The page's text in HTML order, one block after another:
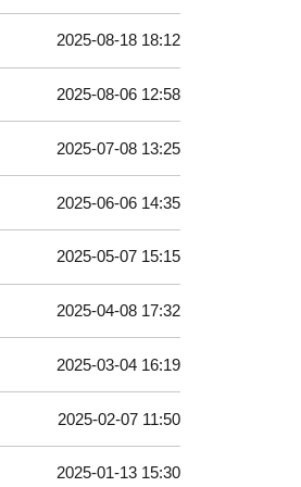
2025-08-18 18:12
2025-08-06 12:58
2025-07-08 13:25
2025-06-06 14:35
2025-05-07 15:15
2025-04-08 17:32
2025-03-04 16:19
2025-02-07 11:50
2025-01-13 15:30